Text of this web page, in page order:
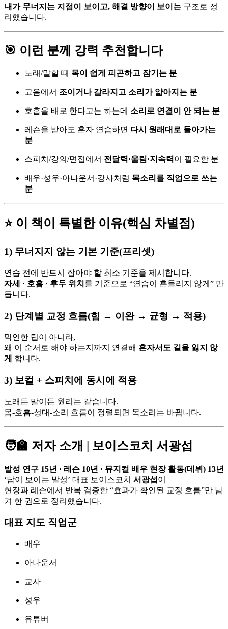
내가 무너지는 지점이 보이고, 해결 방향이 보이는 구조로 정
리했습니다.
🎯 이런 분께 강력 추천합니다
노래/말할 때 목이 쉽게 피곤하고 잠기는 분
고음에서 조이거나 갈라지고 소리가 얇아지는 분
호흡을 배로 한다고는 하는데 소리로 연결이 안 되는 분
레슨을 받아도 혼자 연습하면 다시 원래대로 돌아가는
분
스피치/강의/면접에서 전달력·울림·지속력이 필요한 분
배우·성우·아나운서·강사처럼 목소리를 직업으로 쓰는
분
⭐ 이 책이 특별한 이유(핵심 차별점)
1) 무너지지 않는 기본 기준(프리셋)
연습 전에 반드시 잡아야 할 최소 기준을 제시합니다.
자세 · 호흡 · 후두 위치 를 기준으로 “연습이 흔들리지 않게” 만
듭니다.
2) 단계별 교정 흐름(힘 → 이완 → 균형 → 적용)
막연한 팁이 아니라,
왜 이 순서로 해야 하는지까지 연결해 혼자서도 길을 잃지 않
게
합니다.
3) 보컬 + 스피치에 동시에 적용
노래든 말이든 원리는 같습니다.
몸-호흡-성대-소리 흐름이 정렬되면 목소리는 바뀝니다.
🧑‍🏫 저자 소개 | 보이스코치 서광섭
발성 연구 15년 · 레슨 10년 · 뮤지컬 배우 현장 활동(데뷔) 13년
‘답이 보이는 발성’ 대표 보이스코치 서광섭 이
현장과 레슨에서 반복 검증한 “효과가 확인된 교정 흐름”만 남
겨 한 권으로 정리했습니다.
대표 지도 직업군
배우
아나운서
교사
성우
유튜버